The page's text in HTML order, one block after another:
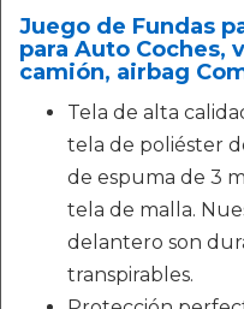
Juego de Fundas
para Auto Coches,
camión, airbag
Tela de alta
tela de poliéster
de espuma de 3
tela de malla.
delantero son
transpirables.